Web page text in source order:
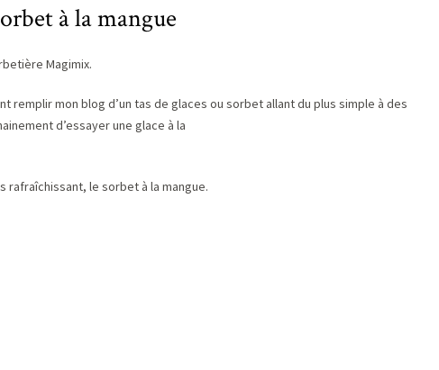
à la mangue
Magimix.
remplir mon blog d’un tas de glaces ou sorbet allant du plus simple à des
d’essayer une glace à la
le sorbet à la mangue.